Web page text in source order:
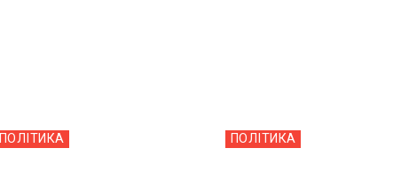
ПОЛІТИКА ПОЛІТИКА